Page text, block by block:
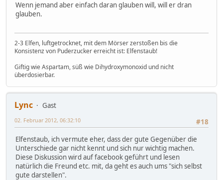
Wenn jemand aber einfach daran glauben will, will er dran
glauben.
2-3 Elfen, luftgetrocknet, mit dem Mörser zerstoßen bis die
Konsistenz von Puderzucker erreicht ist: Elfenstaub!
Giftig wie Aspartam, süß wie Dihydroxymonoxid und nicht
überdosierbar.
Lync
Gast
#18
02. Februar 2012, 06:32:10
Elfenstaub, ich vermute eher, dass der gute Gegenüber die
Unterschiede gar nicht kennt und sich nur wichtig machen.
Diese Diskussion wird auf facebook geführt und lesen
natürlich die Freund etc. mit, da geht es auch ums "sich selbst
gute darstellen".